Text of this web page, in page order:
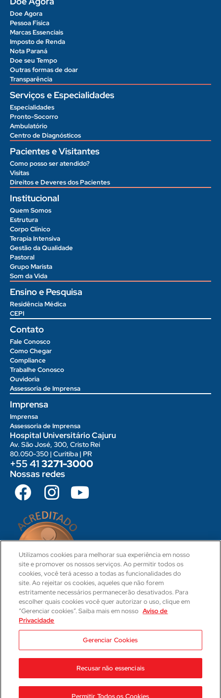
Doe Agora
Pessoa Física
Marcas Essenciais
Imposto de Renda
Nota Paraná
Doe seu Tempo
Outras formas de doar
Transparência
Serviços e Especialidades
Especialidades
Pronto-Socorro
Ambulatório
Centro de Diagnósticos
Pacientes e Visitantes
Como posso ser atendido?
Visitas
Direitos e Deveres dos Pacientes
Institucional
Quem Somos
Estrutura
Corpo Clínico
Terapia Intensiva
Gestão da Qualidade
Pastoral
Grupo Marista
Som da Vida
Ensino e Pesquisa
Residência Médica
CEPI
Contato
Fale Conosco
Como Chegar
Compliance
Trabalhe Conosco
Ouvidoria
Assessoria de Imprensa
Imprensa
Imprensa
Assessoria de Imprensa
Hospital Universitário Cajuru
Av. São José, 300, Cristo Rei
80.050-350 | Curitiba | PR
+55 413271-3000
Nossas redes
CRM 31-PR
Responsável Técnica Médica
CRM: 29623-PR | RQE: 21593
2023 © Hospital Cajuru Aviso de Privacidade
Utilizamos cookies para melhorar sua experiência em nosso
site e promover os nossos serviços. Ao permitir todos os
cookies, você terá acesso a todas as funcionalidades do
site. Ao rejeitar os cookies, aqueles que não forem
estritamente necessários permanecerão desativados. Para
escolher quais cookies você quer autorizar o uso, clique em
“Gerenciar cookies”. Saiba mais em nosso Aviso de
Privacidade
Gerenciar Cookies
Recusar não essenciais
Permitir Todos os Cookies